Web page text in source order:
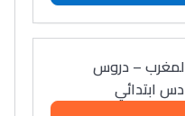
– دروس
ابتدائي